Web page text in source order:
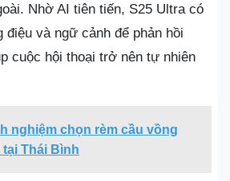
Nhờ AI tiên tiến, S25 Ultra có
điệu và ngữ cảnh để phản hồi
cuộc hội thoại trở nên tự nhiên
nghiệm chọn rèm cầu vồng
Thái Bình